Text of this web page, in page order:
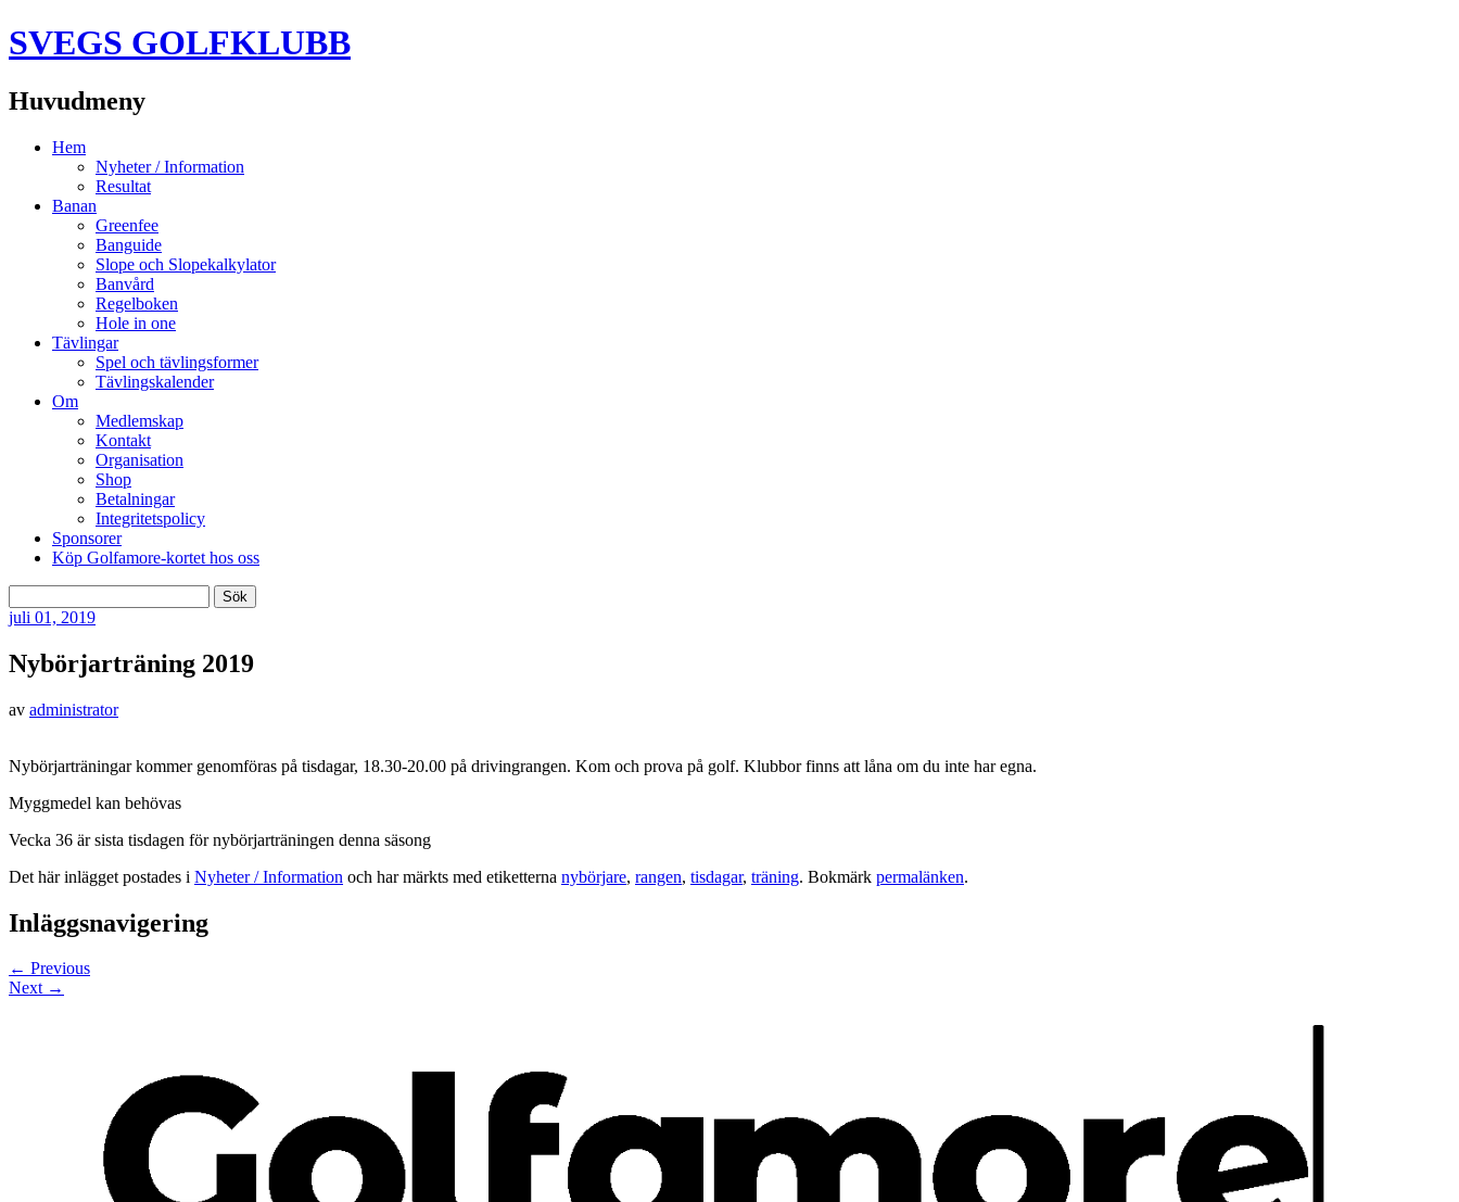
SVEGS GOLFKLUBB
Huvudmeny
HoppaHem
Nyheter / Information
Resultat
Banan
Greenfee
Banguide
Slope och Slopekalkylator
Banvård
Regelboken
Hole in one
Tävlingar
Spel och tävlingsformer
Tävlingskalender
Om
Medlemskap
Kontakt
Organisation
Shop
Betalningar
Integritetspolicy
Sponsorer
Köp Golfamore-kortet hos oss
efter:
juli 01, 2019
Nybörjarträning 2019
av administrator
Nybörjarträningar kommer genomföras på tisdagar, 18.30-20.00 på drivingrangen. Kom och prova på golf. Klubbor finns att låna om du inte har egna.
Myggmedel kan behövas
Vecka 36 är sista tisdagen för nybörjarträningen denna säsong
Det här inlägget postades i Nyheter / Information och har märkts med etiketterna nybörjare, rangen, tisdagar, träning. Bokmärk permalänken.
Inläggsnavigering
← Previous
Next →